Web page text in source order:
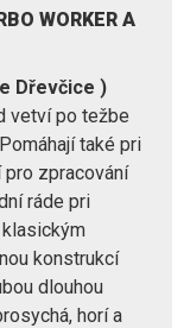
WORKER A
Dřevčice )
vetví po težbe
také pri
pro zpracování
ráde pri
konstrukcí
dlouhou
horí a